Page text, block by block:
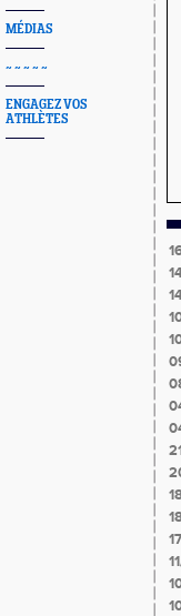
MÉDIAS
~ ~ ~ ~ ~
ENGAGEZ VOS
ATHLÈTES